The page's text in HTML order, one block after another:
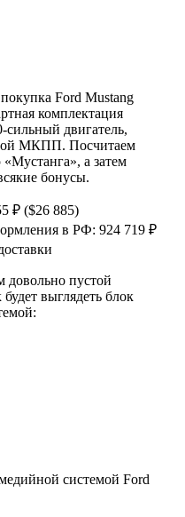
Ford Mustang
комплектация
сильный двигатель,
МКПП. Посчитаем
а затем
бонусы.
₽‬ ($26 885)
в РФ: 924 719 ₽
довольно пустой
выглядеть блок
системой Ford